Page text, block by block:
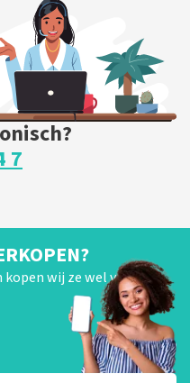
7
wij ze wel van je!